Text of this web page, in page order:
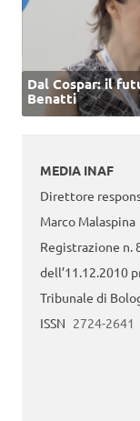
Dal Cospar: il
Benatti
MEDIA INAF
Direttore
Marco Malaspina
Registrazione n.
dell’11.12.2010
Tribunale di
ISSN 2724-2641